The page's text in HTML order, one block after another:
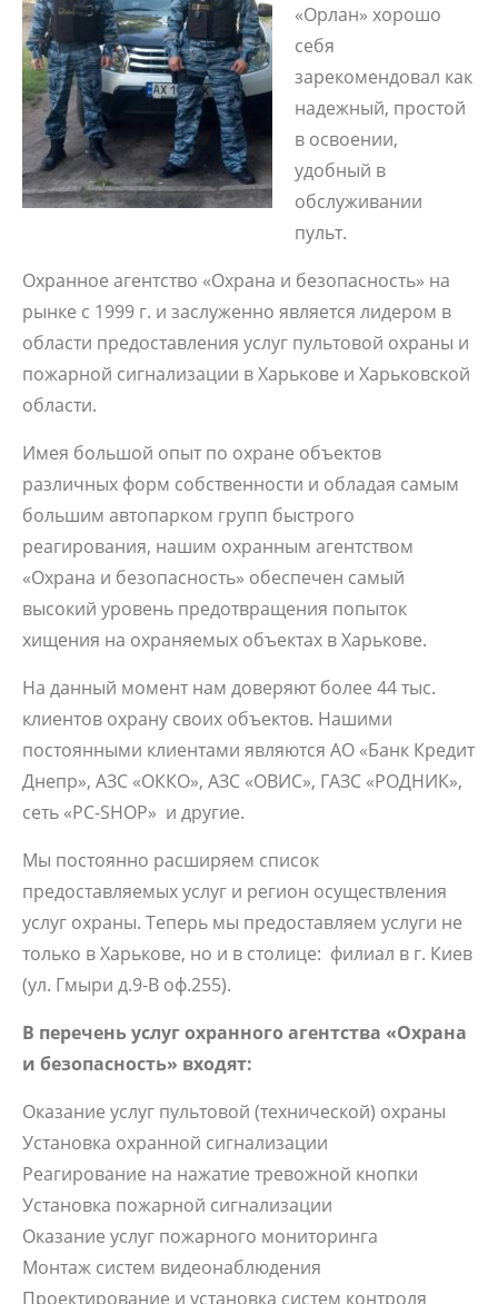
«Орлан» хорошо
себя
зарекомендовал как
надежный, простой
в освоении,
удобный в
обслуживании
пульт.
Охранное агентство «Охрана и безопасность» на
рынке с 1999 г. и заслуженно является лидером в
области предоставления услуг пультовой охраны и
пожарной сигнализации в Харькове и Харьковской
области.
Имея большой опыт по охране объектов
различных форм собственности и обладая самым
большим автопарком групп быстрого
реагирования, нашим охранным агентством
«Охрана и безопасность» обеспечен самый
высокий уровень предотвращения попыток
хищения на охраняемых объектах в Харькове.
На данный момент нам доверяют более 44 тыс.
клиентов охрану своих объектов. Нашими
постоянными клиентами являются АО «Банк Кредит
Днепр», АЗС «ОККО», АЗС «ОВИС», ГАЗС «РОДНИК»,
сеть «PC-SHOP» и другие.
Мы постоянно расширяем список
предоставляемых услуг и регион осуществления
услуг охраны. Теперь мы предоставляем услуги не
только в Харькове, но и в столице: филиал в г. Киев
(ул. Гмыри д.9-В оф.255).
В перечень услуг охранного агентства «Охрана
и безопасность» входят:
Оказание услуг пультовой (технической) охраны
Установка охранной сигнализации
Реагирование на нажатие тревожной кнопки
Установка пожарной сигнализации
Оказание услуг пожарного мониторинга
Монтаж систем видеонаблюдения
Проектирование и установка систем контроля